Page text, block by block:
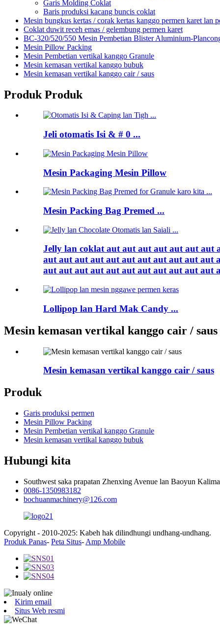
Garis Molding Coklat
Baris produksi kacang buncis coklat
Mesin bungkus kertas / corak kertas kanggo permen karet lan
Coklat duwit receh emas / gelembung permen karet
BC-320/520/550 Mesin Pembetian Blister Aluminium-
Mesin Pillow Packing
Mesin Pembetian vertikal kanggo Granule
Mesin kemasan vertikal kanggo bubuk
Mesin kemasan vertikal kanggo cair / saus
Produk Produk
Jeli otomatis Isi & # 0 ...
Mesin Packaging Mesin Pillow
Mesin Packing Bag Premed ...
Jelly lan coklat aut aut aut aut aut aut
aut aut aut aut aut aut aut aut aut aut aut
aut aut aut aut aut aut aut aut aut aut aut
Lollipop lan Hard Mak Candy ...
Mesin kemasan vertikal kanggo cair / saus
Mesin kemasan vertikal kanggo cair / saus
Produk
Garis produksi permen
Mesin Pillow Packing
Mesin Pembetian vertikal kanggo Granule
Mesin kemasan vertikal kanggo bubuk
Hubungi kita
Southwest saka prapatan Zhenxing Avenue lan Baoyun
0086-1350983182
bochuanmachinery@126.com
Copyright - 2010-2025: Kabeh hak dilindhungi undhang-undhang.
Produk Panas- Peta Situs- Amp Mobile
Kirim email
Situs Web resmi